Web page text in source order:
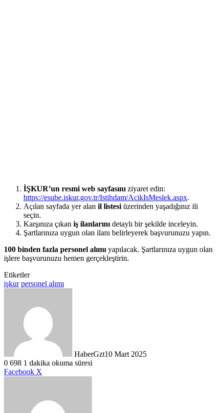
İŞKUR’un resmi web sayfasını ziyaret edin:
https://esube.iskur.gov.tr/Istihdam/AcikIsMeslek.aspx.
Açılan sayfada yer alan il listesi üzerinden yaşadığınız ili
seçin.
Karşınıza çıkan iş ilanlarını detaylı bir şekilde inceleyin.
Şartlarınıza uygun olan ilanı belirleyerek başvurunuzu yapın.
100 binden fazla personel alımı yapılacak. Şartlarınıza uygun olan
işlere başvurunuzu hemen gerçekleştirin.
Etiketler
işkur personel alımı
HaberGzt10 Mart 2025
0 698 1 dakika okuma süresi
Facebook X